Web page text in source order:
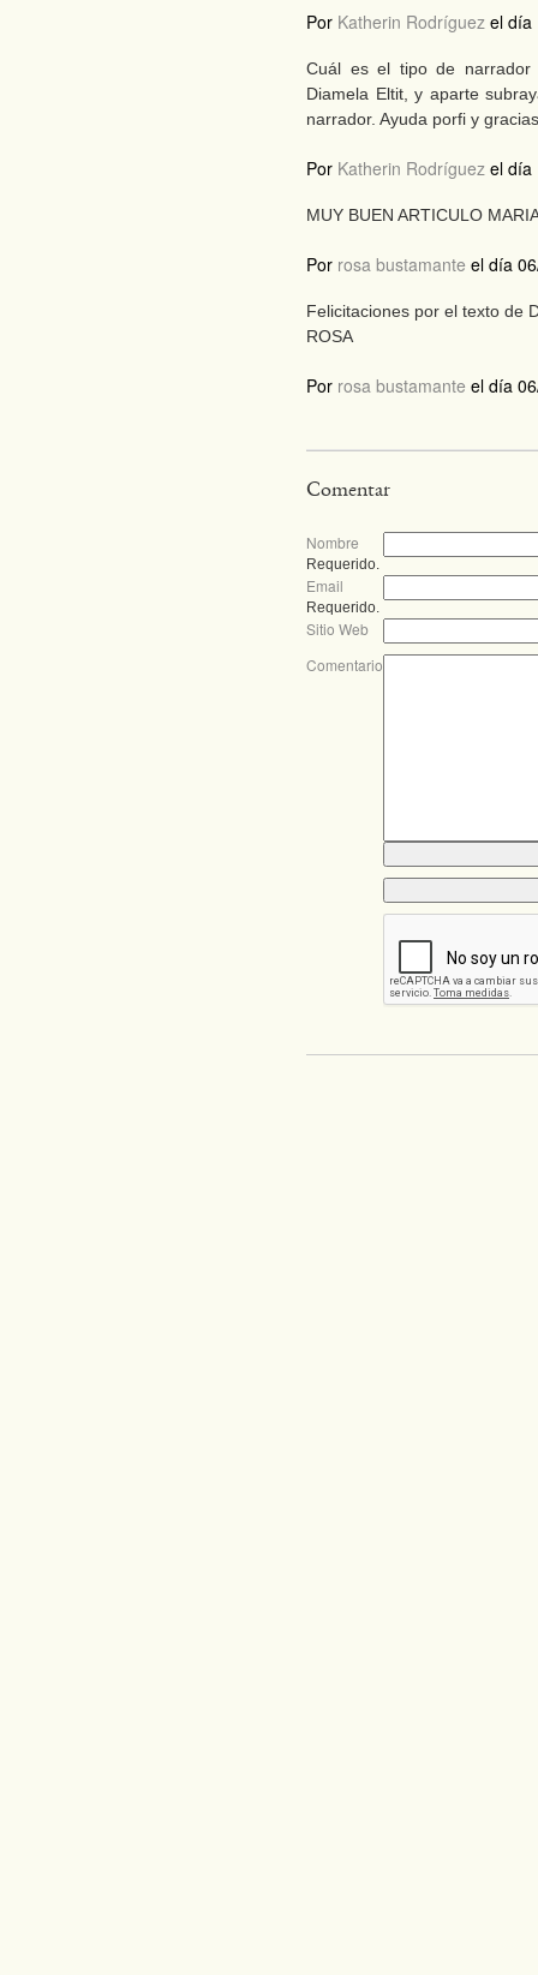
Por Katherin Rodríguez el día
Cuál es el tipo de narrador
Diamela Eltit, y aparte
narrador. Ayuda porfi y
Por Katherin Rodríguez el día
MUY BUEN ARTICULO
Por rosa bustamante el día
Felicitaciones por el texto de
ROSA
Por rosa bustamante el día
Comentar
Nombre
Requerido.
Email
Requerido.
Sitio Web
Comentario